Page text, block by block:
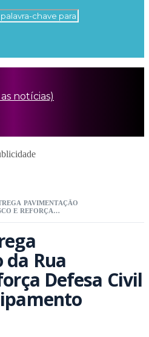
notícias)
PAVIMENTAÇÃO
E REFORÇA
Rua
Defesa Civil